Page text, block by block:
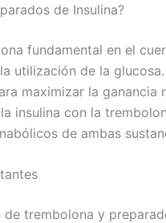
de Insulina?
fundamental en el
utilización de la
maximizar la ganancia
insulina con la
de ambas
trembolona y